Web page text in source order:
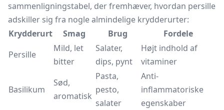
sammenligningstabel, der fremhæver, hvordan persille
adskiller sig fra nogle almindelige krydderurter:
Krydderurt
Smag Brug
Fordele
Persille
Mild, let
bitter
Salater,
dips, pynt
Højt indhold af
vitaminer
Basilikum
Sød,
aromatisk
Pasta,
pesto,
salater
Anti-
inflammatoriske
egenskaber